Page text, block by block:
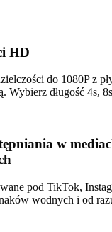
HD
do 1080P z
Wybierz długość 4s,
w
pod TikTok,
wodnych i od